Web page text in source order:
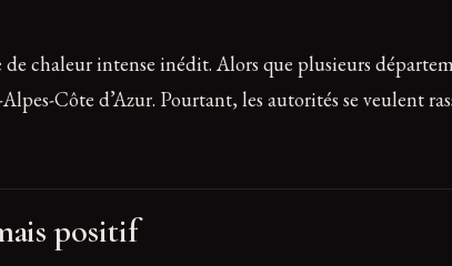
chaleur intense inédit. Alors que plusieurs
Côte d’Azur. Pourtant, les autorités se veulent
positif